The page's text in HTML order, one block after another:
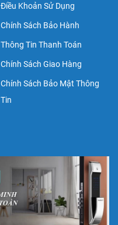
Điều Khoản Sử Dụng
Chính Sách Bảo Hành
Thông Tin Thanh Toán
Chính Sách Giao Hàng
Chính Sách Bảo Mật Thông
Tin